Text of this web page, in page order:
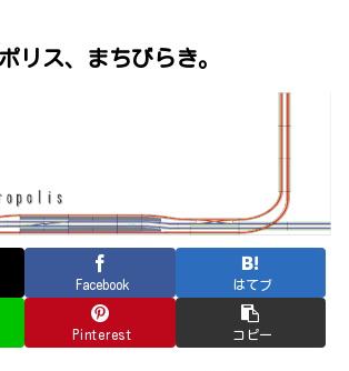
リス、まちびらき。
Facebook はてブ
Pinterest コピー